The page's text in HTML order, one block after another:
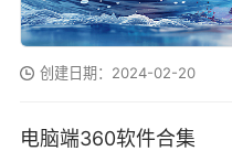
创建日期：2024-02-20
电脑端360软件合集